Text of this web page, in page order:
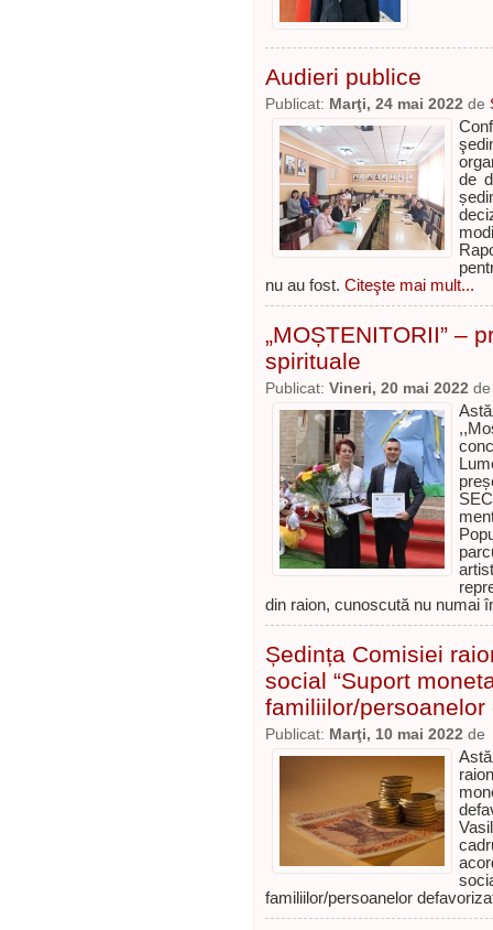
Audieri publice
Publicat: Marţi, 24 mai 2022 de
de
nu au fost. Citeşte mai mult...
„MOȘTENITORII” –
spirituale
Publicat: Vineri, 20 mai 2022
din raion, cunoscută nu numai
Ședința Comisiei
social “Suport
familiilor/persoanelor
Publicat: Marţi, 10 mai 2022 de
familiilor/persoanelor